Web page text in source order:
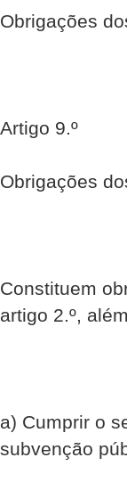
Obrigações
Artigo 9.º
Obrigações
Constituem
artigo 2.º,
a) Cumprir o
subvenção